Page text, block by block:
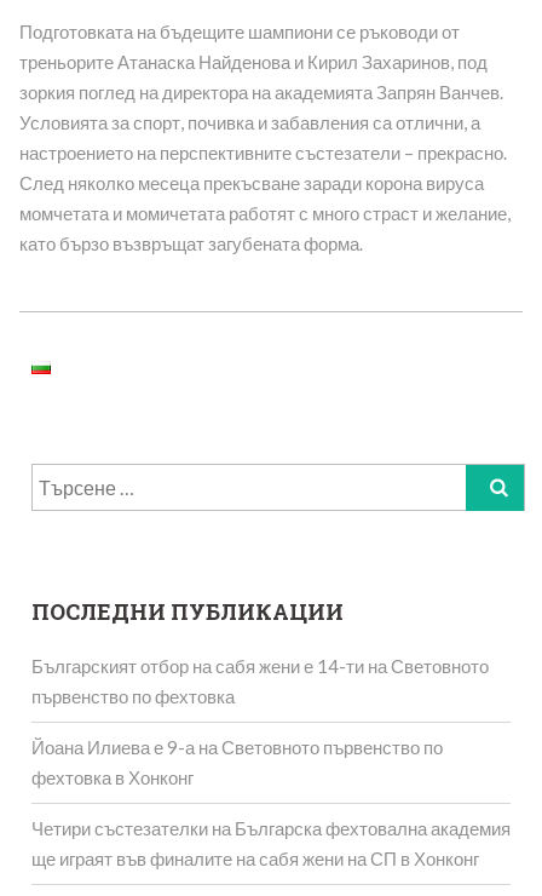
Подготовката на бъдещите шампиони се ръководи от
треньорите Атанаска Найденова и Кирил Захаринов, под
зоркия поглед на директора на академията Запрян Ванчев.
Условията за спорт, почивка и забавления са отлични, а
настроението на перспективните състезатели – прекрасно.
След няколко месеца прекъсване заради корона вируса
момчетата и момичетата работят с много страст и желание,
като бързо възвръщат загубената форма.
Търсене
за:
ПОСЛЕДНИ ПУБЛИКАЦИИ
Българският отбор на сабя жени е 14-ти на Световното
първенство по фехтовка
Йоана Илиева е 9-а на Световното първенство по
фехтовка в Хонконг
Четири състезателки на Българска фехтовална академия
ще играят във финалите на сабя жени на СП в Хонконг